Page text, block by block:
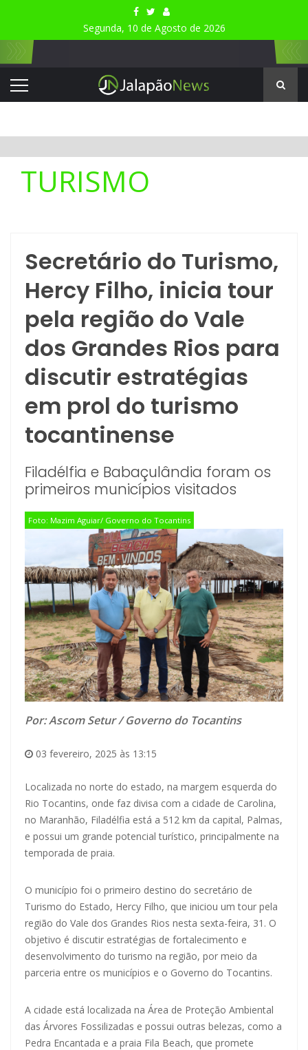
Segunda, 10 de Agosto de 2026
TURISMO
Secretário do Turismo,
Hercy Filho, inicia tour
pela região do Vale
dos Grandes Rios para
discutir estratégias
em prol do turismo
tocantinense
Filadélfia e Babaçulândia foram os
primeiros municípios visitados
Foto: Mazim Aguiar/ Governo do Tocantins
Por: Ascom Setur / Governo do Tocantins
03 fevereiro, 2025 às 13:15
Localizada no norte do estado, na margem esquerda do
Rio Tocantins, onde faz divisa com a cidade de Carolina,
no Maranhão, Filadélfia está a 512 km da capital, Palmas,
e possui um grande potencial turístico, principalmente na
temporada de praia.
O município foi o primeiro destino do secretário de
Turismo do Estado, Hercy Filho, que iniciou um tour pela
região do Vale dos Grandes Rios nesta sexta-feira, 31. O
objetivo é discutir estratégias de fortalecimento e
desenvolvimento do turismo na região, por meio da
parceria entre os municípios e o Governo do Tocantins.
A cidade está localizada na Área de Proteção Ambiental
das Árvores Fossilizadas e possui outras belezas, como a
Pedra Encantada e a praia Fila Beach, que promete